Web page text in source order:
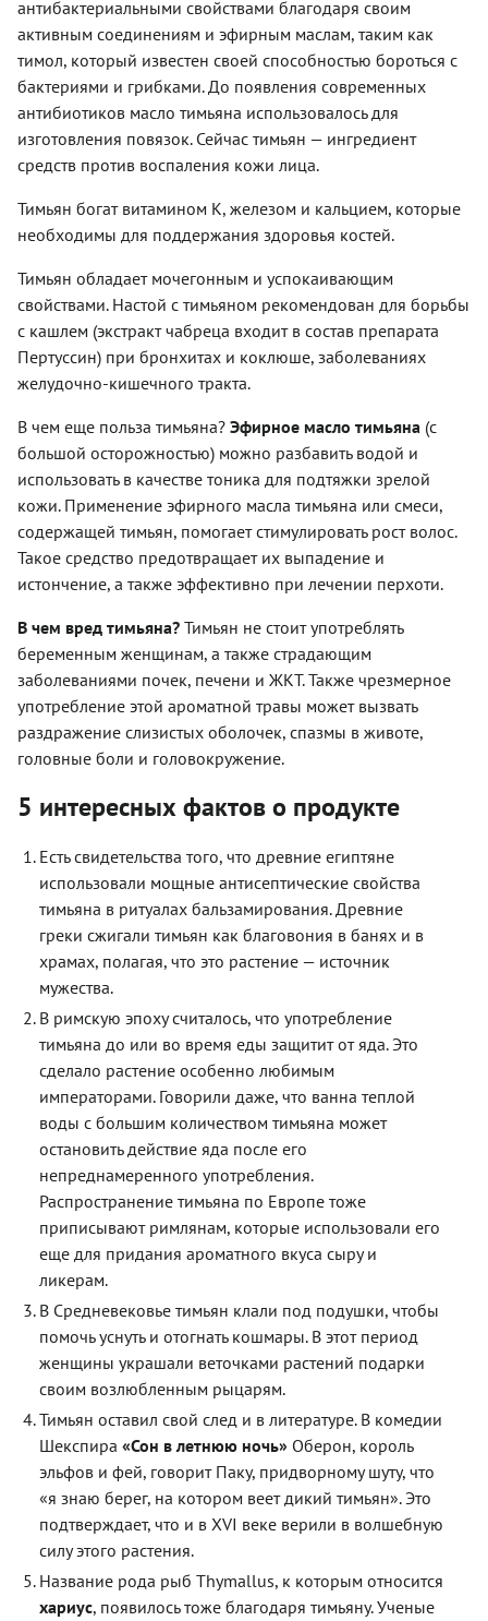
антибактериальными свойствами благодаря своим
активным соединениям и эфирным маслам, таким как
тимол, который известен своей способностью бороться с
бактериями и грибками. До появления современных
антибиотиков масло тимьяна использовалось для
изготовления повязок. Сейчас тимьян — ингредиент
средств против воспаления кожи лица.
Тимьян богат витамином К, железом и кальцием, которые
необходимы для поддержания здоровья костей.
Тимьян обладает мочегонным и успокаивающим
свойствами. Настой с тимьяном рекомендован для борьбы
с кашлем (экстракт чабреца входит в состав препарата
Пертуссин) при бронхитах и коклюше, заболеваниях
желудочно-кишечного тракта.
В чем еще польза тимьяна? Эфирное масло тимьяна (с
большой осторожностью) можно разбавить водой и
использовать в качестве тоника для подтяжки зрелой
кожи. Применение эфирного масла тимьяна или смеси,
содержащей тимьян, помогает стимулировать рост волос.
Такое средство предотвращает их выпадение и
истончение, а также эффективно при лечении перхоти.
В чем вред тимьяна? Тимьян не стоит употреблять
беременным женщинам, а также страдающим
заболеваниями почек, печени и ЖКТ. Также чрезмерное
употребление этой ароматной травы может вызвать
раздражение слизистых оболочек, спазмы в животе,
головные боли и головокружение.
5 интересных фактов о продукте
Есть свидетельства того, что древние египтяне
использовали мощные антисептические свойства
тимьяна в ритуалах бальзамирования. Древние
греки сжигали тимьян как благовония в банях и в
храмах, полагая, что это растение — источник
мужества.
В римскую эпоху считалось, что употребление
тимьяна до или во время еды защитит от яда. Это
сделало растение особенно любимым
императорами. Говорили даже, что ванна теплой
воды с большим количеством тимьяна может
остановить действие яда после его
непреднамеренного употребления.
Распространение тимьяна по Европе тоже
приписывают римлянам, которые использовали его
еще для придания ароматного вкуса сыру и
ликерам.
В Средневековье тимьян клали под подушки, чтобы
помочь уснуть и отогнать кошмары. В этот период
женщины украшали веточками растений подарки
своим возлюбленным рыцарям.
Тимьян оставил свой след и в литературе. В комедии
Шекспира «Сон в летнюю ночь» Оберон, король
эльфов и фей, говорит Паку, придворному шуту, что
«я знаю берег, на котором веет дикий тимьян». Это
подтверждает, что и в XVI веке верили в волшебную
силу этого растения.
Название рода рыб Thymallus, к которым относится
хариус, появилось тоже благодаря тимьяну. Ученые